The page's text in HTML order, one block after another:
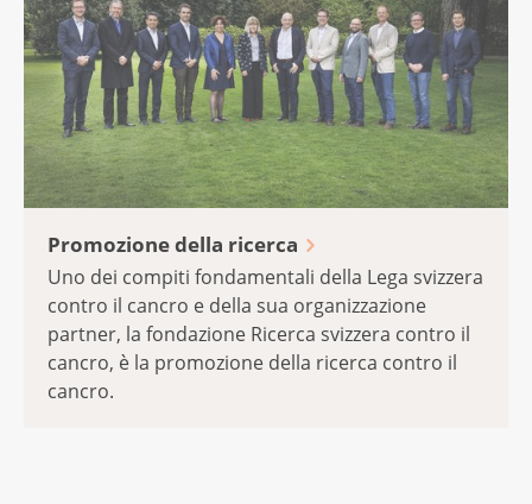
popolazione.
della cura e /sulle spese sanitarie? La ricerca
sull’assistenza sanitaria indaga i modi in cui
le persone vengono assistite con prodotti e
servizi riferiti alla salute, ponendo al centro
dell’attenzione soprattutto la qualità, l’utilità
e i costi delle cure mediche.
Promozione della ricerca
Uno dei compiti fondamentali della Lega svizzera
contro il cancro e della sua organizzazione
partner, la fondazione Ricerca svizzera contro il
cancro, è la promozione della ricerca contro il
cancro.